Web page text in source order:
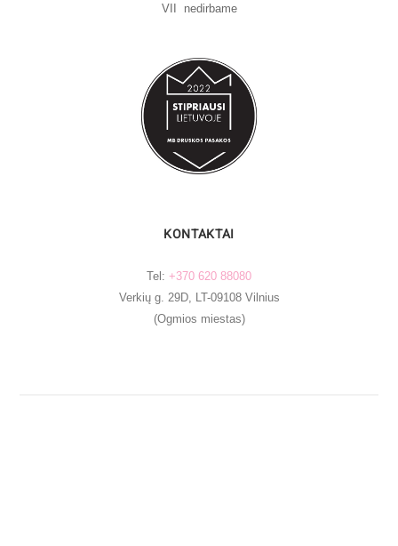
VII nedirbame
KONTAKTAI
Tel: +370 620 88080
Verkių g. 29D, LT-09108 Vilnius
(Ogmios miestas)